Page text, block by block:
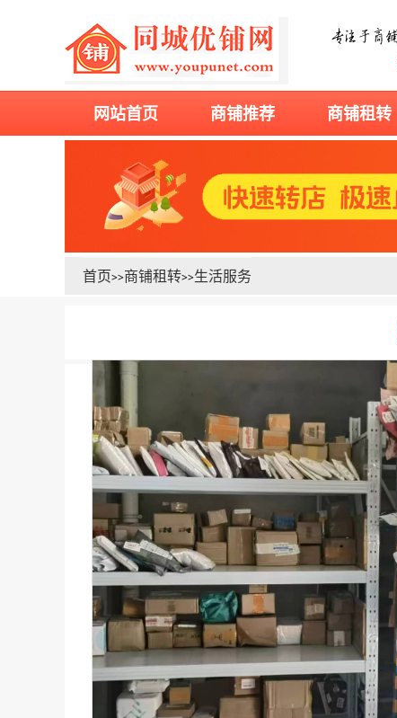
网站首页 商铺推荐 商铺租转
首页>>商铺租转>>生活服务